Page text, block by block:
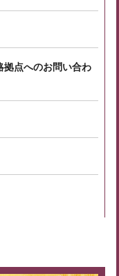
拠点へのお問い合わ